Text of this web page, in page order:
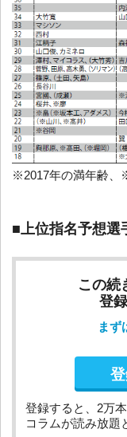
※2017年の満年齢、
■上位指名予想選
この続
登
まず
登録すると、2万
コラムが読み放題